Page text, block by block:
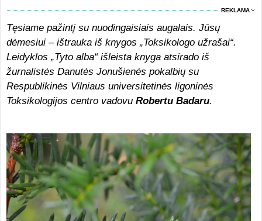
REKLAMA
Tęsiame pažintį su nuodingaisiais augalais. Jūsų
dėmesiui – ištrauka iš knygos „Toksikologo užrašai“.
Leidyklos „Tyto alba“ išleista knyga atsirado iš
žurnalistės Danutės Jonušienės pokalbių su
Respublikinės Vilniaus universitetinės ligoninės
Toksikologijos centro vadovu Robertu Badaru.